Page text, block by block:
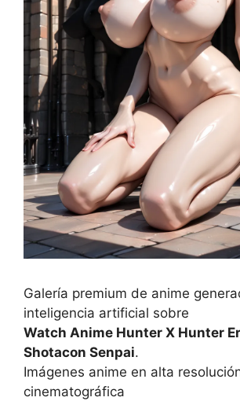
Galería premium de anime
inteligencia artificial sobre
Watch Anime Hunter X Hunter
Shotacon Senpai.
Imágenes anime en alta
cinematográfica